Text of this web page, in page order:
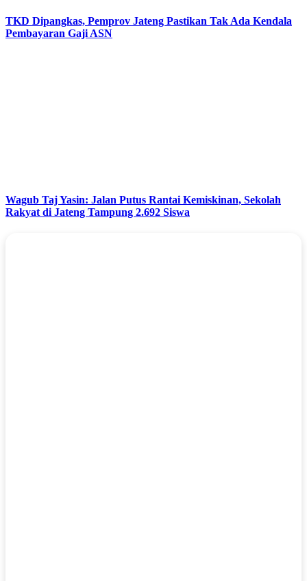
TKD Dipangkas, Pemprov Jateng Pastikan Tak Ada Kendala
Pembayaran Gaji ASN
Wagub Taj Yasin: Jalan Putus Rantai Kemiskinan, Sekolah
Rakyat di Jateng Tampung 2.692 Siswa